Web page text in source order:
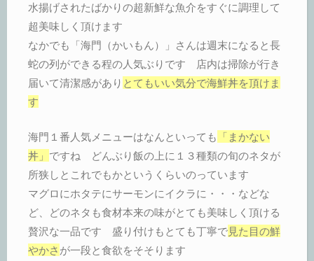
水揚げされたばかりの超新鮮な魚介をすぐに調理して
超美味しく頂けます
なかでも「海門（かいもん）」さんは週末になると長
蛇の列ができる程の人気ぶりです 店内は掃除が行き
届いて清潔感があり とてもいい気分で海鮮丼を頂けま
す
海門１番人気メニューはなんといっても
「まかない
丼」 ですね どんぶり飯の上に１３種類の旬のネタが
所狭しとこれでもかというくらいのっています
マグロにホタテにサーモンにイクラに・・・などな
ど、どのネタも食材本来の味がとても美味しく頂ける
贅沢な一品です 盛り付けもとても丁寧で見た目の鮮
やかさ が一段と食欲をそそります